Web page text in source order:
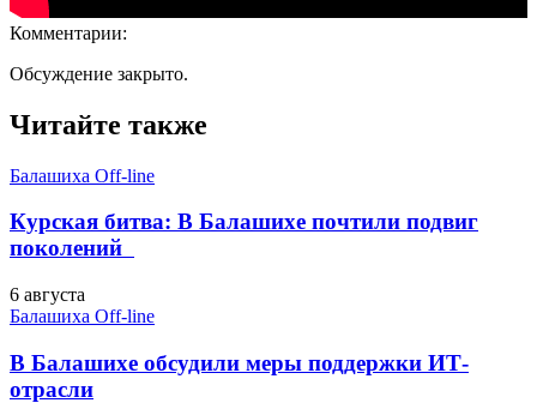
Комментарии:
Обсуждение закрыто.
Читайте также
Балашиха Off-line
Курская битва: В Балашихе почтили подвиг
поколений
6 августа
Балашиха Off-line
В Балашихе обсудили меры поддержки ИТ-
отрасли